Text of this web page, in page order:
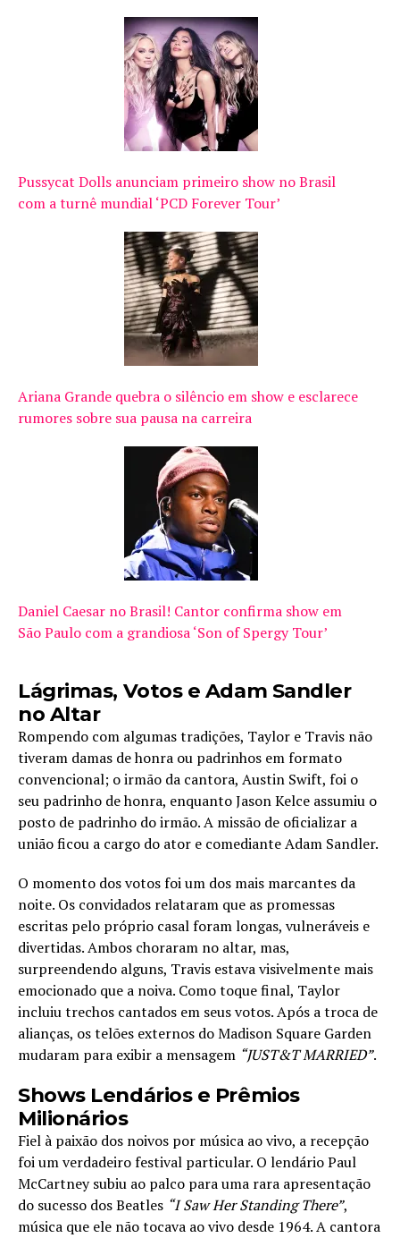
Pussycat Dolls anunciam primeiro show no Brasil
com a turnê mundial ‘PCD Forever Tour’
Ariana Grande quebra o silêncio em show e esclarece
rumores sobre sua pausa na carreira
Daniel Caesar no Brasil! Cantor confirma show em
São Paulo com a grandiosa ‘Son of Spergy Tour’
Lágrimas, Votos e Adam Sandler
no Altar
Rompendo com algumas tradições, Taylor e Travis não
tiveram damas de honra ou padrinhos em formato
convencional; o irmão da cantora, Austin Swift, foi o
seu padrinho de honra, enquanto Jason Kelce assumiu o
posto de padrinho do irmão. A missão de oficializar a
união ficou a cargo do ator e comediante Adam Sandler.
O momento dos votos foi um dos mais marcantes da
noite. Os convidados relataram que as promessas
escritas pelo próprio casal foram longas, vulneráveis e
divertidas. Ambos choraram no altar, mas,
surpreendendo alguns, Travis estava visivelmente mais
emocionado que a noiva. Como toque final, Taylor
incluiu trechos cantados em seus votos. Após a troca de
alianças, os telões externos do Madison Square Garden
mudaram para exibir a mensagem “JUST&T MARRIED”.
Shows Lendários e Prêmios
Milionários
Fiel à paixão dos noivos por música ao vivo, a recepção
foi um verdadeiro festival particular. O lendário Paul
McCartney subiu ao palco para uma rara apresentação
do sucesso dos Beatles “I Saw Her Standing There”,
música que ele não tocava ao vivo desde 1964. A cantora